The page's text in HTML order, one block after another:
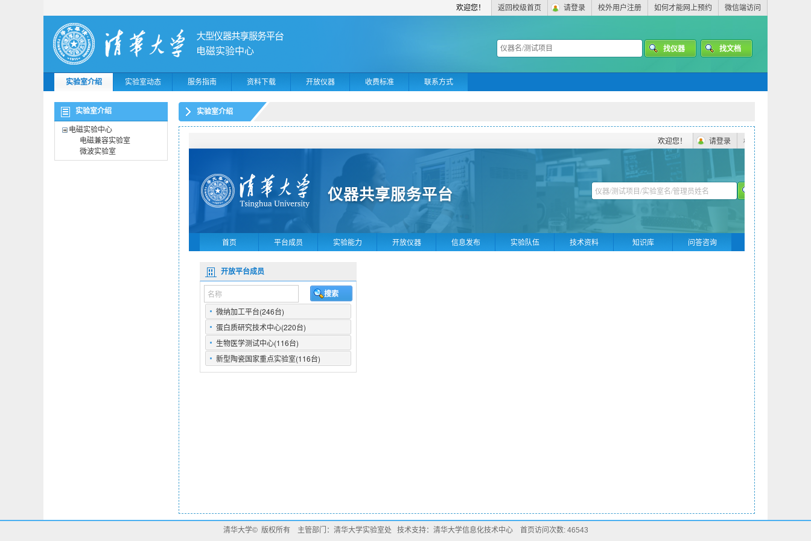
返回校级首页 请登录 校外用户注册 如何才能网上预约 微信端访问
欢迎您！
电磁实验中心
实验室介绍 实验室动态 服务指南 资料下载 开放仪器 收费标准 联系方式
实验室介绍
电磁实验中心
电磁兼容实验室
微波实验室
实验室介绍
清华大学© 版权所有 主管部门：清华大学实验室处 技术支持：清华大学信息化技术中心 首页访问次数: 46543